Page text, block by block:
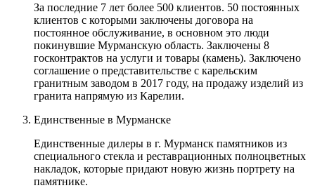
За последние 7 лет более 500 клиентов. 50 постоянных
клиентов с которыми заключены договора на
постоянное обслуживание, в основном это люди
покинувшие Мурманскую область. Заключены 8
госконтрактов на услуги и товары (камень). Заключено
соглашение о представительстве с карельским
гранитным заводом в 2017 году, на продажу изделий из
гранита напрямую из Карелии.
Единственные в Мурманске
Единственные дилеры в г. Мурманск памятников из
специального стекла и реставрационных полноцветных
накладок, которые придают новую жизнь портрету на
памятнике.